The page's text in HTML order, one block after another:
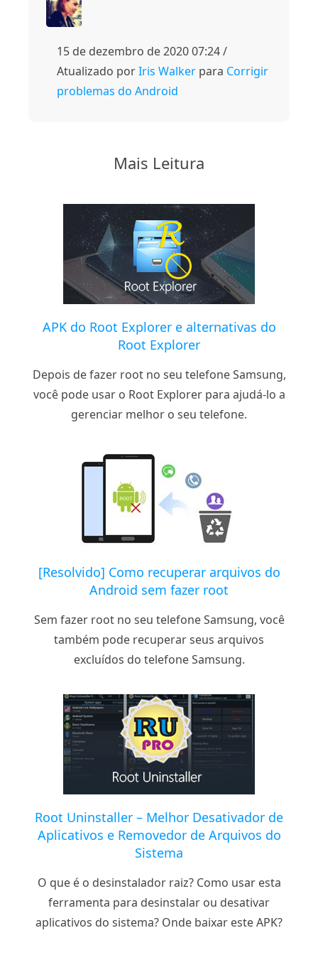
15 de dezembro de 2020 07:24 /
Atualizado porIris Walker para Corrigir
problemas do Android
Mais Leitura
APK do Root Explorer e alternativas do
Root Explorer
Depois de fazer root no seu telefone Samsung,
você pode usar o Root Explorer para ajudá-lo a
gerenciar melhor o seu telefone.
[Resolvido] Como recuperar arquivos do
Android sem fazer root
Sem fazer root no seu telefone Samsung, você
também pode recuperar seus arquivos
excluídos do telefone Samsung.
Root Uninstaller – Melhor Desativador de
Aplicativos e Removedor de Arquivos do
Sistema
O que é o desinstalador raiz? Como usar esta
ferramenta para desinstalar ou desativar
aplicativos do sistema? Onde baixar este APK?